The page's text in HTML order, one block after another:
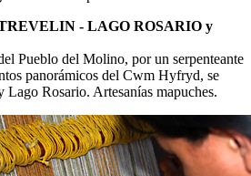
- LAGO ROSARIO y
Pueblo del Molino, por un serpenteante
panorámicos del Cwm Hyfryd, se
Lago Rosario. Artesanías mapuches.